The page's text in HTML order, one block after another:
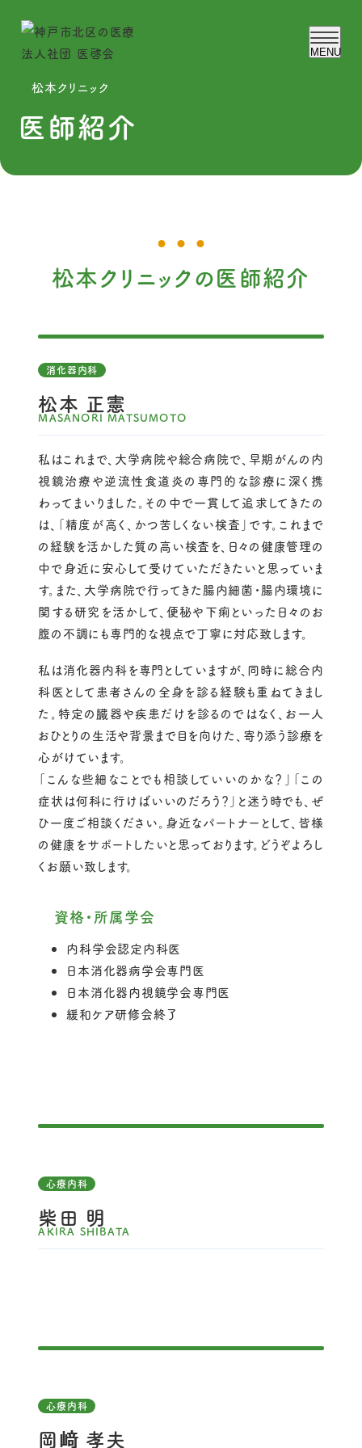
MENU
理事長ご挨拶
求人のご応募
松本クリニックについて
施設紹介
一般外来
在宅医療
予防接種について
高度医療機器による各種検査
松本ホームメディカルクリニックについて
施設紹介
医師紹介
美容皮膚科
専門外来
人間ドック・健康診断
在宅医療
予防接種について
高度医療機器による各種検査
訪問看護ステーションはなみずきについて
訪問看護とは
はなみずきのご利用案内
グループホームまごころ
グループホームまごころについて
グループホームとは
まごころのご利用案内
介護付き有料老人ホームおもいやり
介護付き有料老人ホーム おもいやりについて
介護付き有料老人ホームとは
松本クリニック
医師紹介
松本クリニックの医師紹介
消化器内科
松本 正憲
MASANORI MATSUMOTO
私はこれまで、大学病院や総合病院で、早期がんの内
視鏡治療や逆流性食道炎の専門的な診療に深く携
わってまいりました。その中で一貫して追求してきたの
は、「精度が高く、かつ苦しくない検査」です。これまで
の経験を活かした質の高い検査を、日々の健康管理の
中で身近に安心して受けていただきたいと思っていま
す。また、大学病院で行ってきた腸内細菌・腸内環境に
関する研究を活かして、便秘や下痢といった日々のお
腹の不調にも専門的な視点で丁寧に対応致します。
私は消化器内科を専門としていますが、同時に総合内
科医として患者さんの全身を診る経験も重ねてきまし
た。特定の臓器や疾患だけを診るのではなく、お一人
おひとりの生活や背景まで目を向けた、寄り添う診療を
心がけています。
「こんな些細なことでも相談していいのかな？」「この
症状は何科に行けばいいのだろう？」と迷う時でも、ぜ
ひ一度ご相談ください。身近なパートナーとして、皆様
の健康をサポートしたいと思っております。どうぞよろし
くお願い致します。
資格・所属学会
内科学会認定内科医
日本消化器病学会専門医
日本消化器内視鏡学会専門医
緩和ケア研修会終了
心療内科
柴田 明
AKIRA SHIBATA
心療内科
岡﨑 孝夫